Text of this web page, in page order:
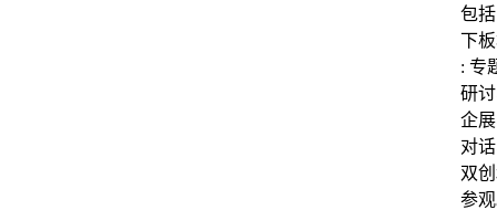
包
下
: 专
研
企
对
双
参